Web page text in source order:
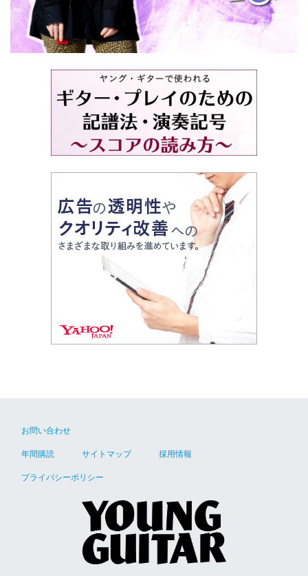
お問い合わせ
年間購読 サイトマップ 採用情報
プライバシーポリシー